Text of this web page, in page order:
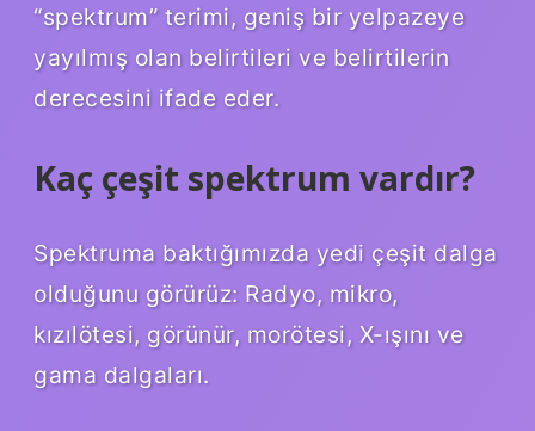
“spektrum” terimi, geniş bir yelpazeye
yayılmış olan belirtileri ve belirtilerin
derecesini ifade eder.
Kaç çeşit spektrum vardır?
Spektruma baktığımızda yedi çeşit dalga
olduğunu görürüz: Radyo, mikro,
kızılötesi, görünür, morötesi, X-ışını ve
gama dalgaları.